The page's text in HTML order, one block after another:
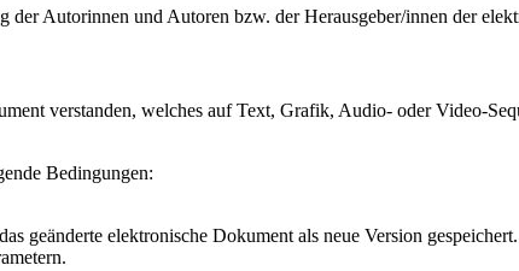
Autorinnen und Autoren bzw. der Herausgeber/innen der
verstanden, welches auf Text, Grafik, Audio- oder Video-
Bedingungen:
geänderte elektronische Dokument als neue Version gespeichert.